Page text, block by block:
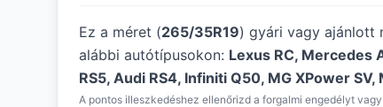
Ez a méret (265/35R19) gyári vagy ajánlott
alábbi autótípusokon: Lexus RC, Mercedes
RS5, Audi RS4, Infiniti Q50, MG XPower SV,
A pontos illeszkedéshez ellenőrizd a forgalmi engedélyt